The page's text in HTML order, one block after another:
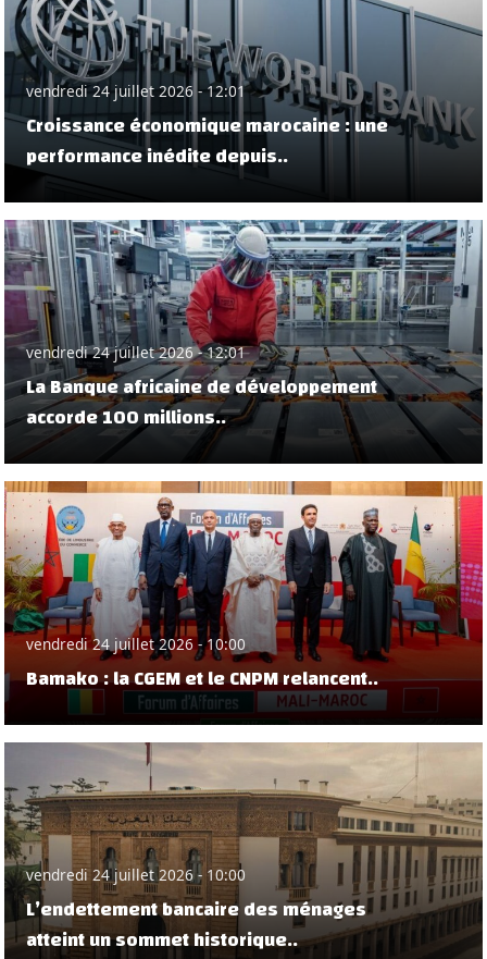
vendredi 24 juillet 2026 - 12:01
Croissance économique marocaine : une
performance inédite depuis..
vendredi 24 juillet 2026 - 12:01
La Banque africaine de développement
accorde 100 millions..
vendredi 24 juillet 2026 - 10:00
Bamako : la CGEM et le CNPM relancent..
vendredi 24 juillet 2026 - 10:00
L’endettement bancaire des ménages
atteint un sommet historique..